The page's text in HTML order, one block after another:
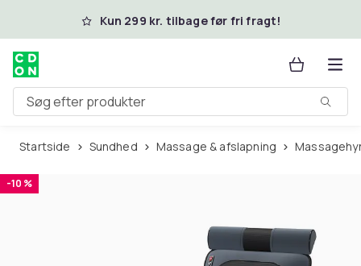
Spring til hovedindhold
Kun 299 kr. tilbage før fri fragt!
Søg efter produkter
Startside Sundhed Massage & afslapning
-10 %